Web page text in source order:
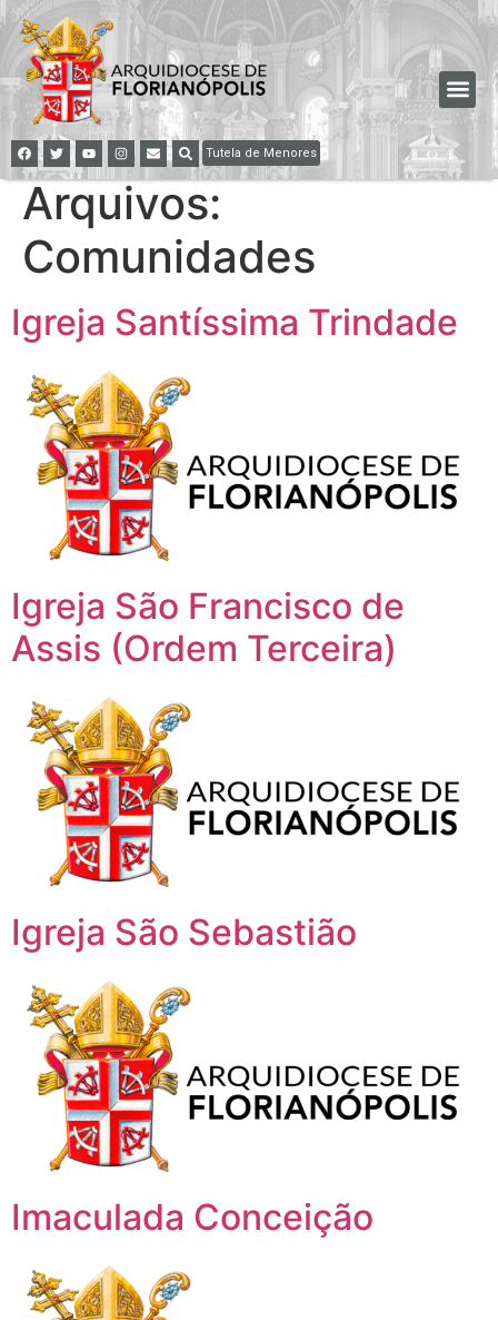
Tutela de Menores
Arquivos:
Comunidades
Igreja Santíssima Trindade
Igreja São Francisco de
Assis (Ordem Terceira)
Igreja São Sebastião
Imaculada Conceição